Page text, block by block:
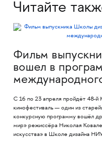
Читайте
Фильм
вошел в
С 16 по 23 апреля пройдёт 48-
кинофестиваль — один из
конкурсную программу вошёл
мир» режиссёра Николая
искусства» в Школе дизайна